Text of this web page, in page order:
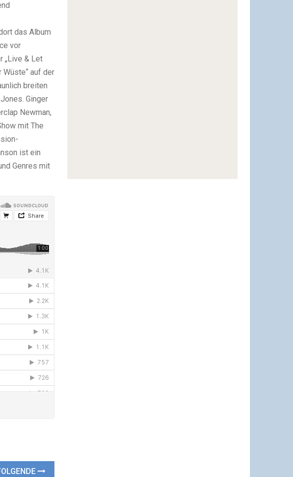
das Album
vor
„Live & Let
auf der
breiten
Ginger
Newman,
mit The
ist ein
Genres mit